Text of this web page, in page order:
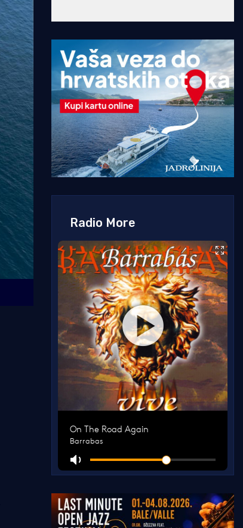
Radio More